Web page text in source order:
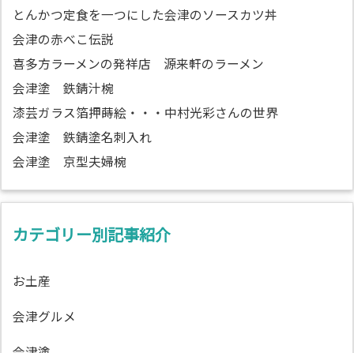
とんかつ定食を一つにした会津のソースカツ丼
会津の赤べこ伝説
喜多方ラーメンの発祥店 源来軒のラーメン
会津塗 鉄錆汁椀
漆芸ガラス箔押蒔絵・・・中村光彩さんの世界
会津塗 鉄錆塗名刺入れ
会津塗 京型夫婦椀
カテゴリー別記事紹介
お土産
会津グルメ